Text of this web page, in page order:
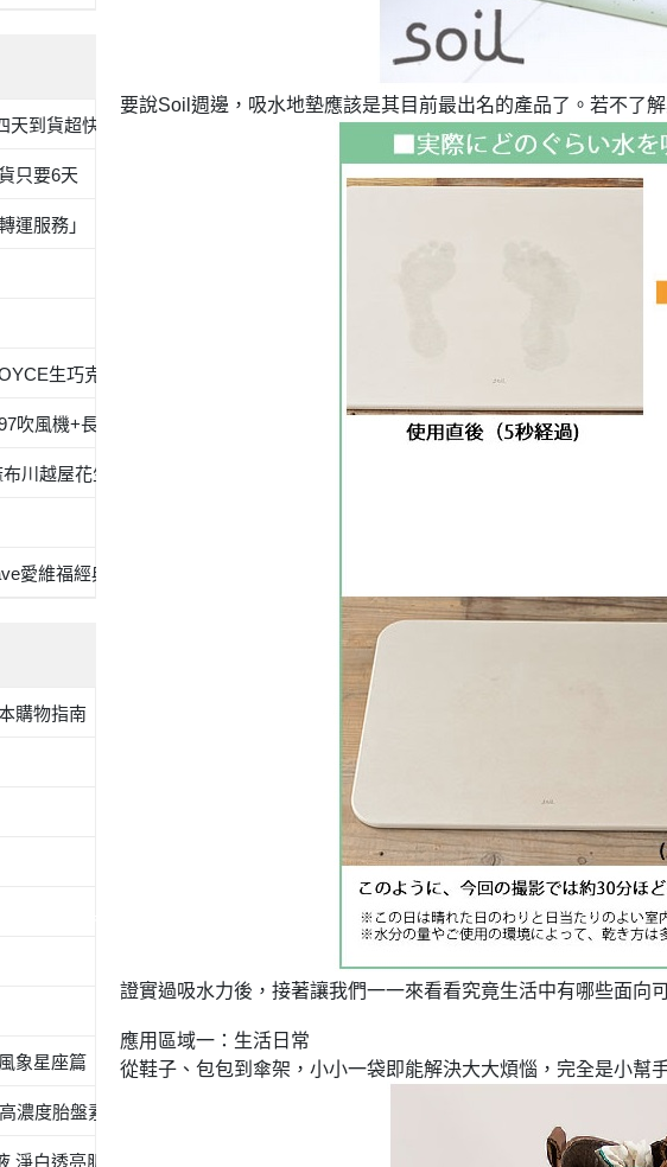
到貨超快的！
只要6天 加碼 變色唇膏小開箱
運服務」
生巧克力
吹風機+長崎心泉堂蜂蜜蛋糕
川越屋花生醬
愛維福經典專利素材椅墊&「樂一番」日本轉運基本教學
購物指南
象星座篇
濃度胎盤素 夏日必備
淨白透亮肌
要說Soil週邊，吸水地墊應該是其目前最出名的產品了。若不了
證實過吸水力後，接著讓我們一一來看看究竟生活中有哪些面向
應用區域一：生活日常
從鞋子、包包到傘架，小小一袋即能解決大大煩惱，完全是小幫